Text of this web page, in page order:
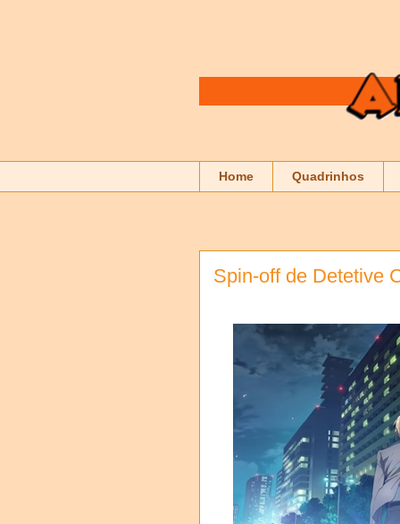
Home Quadrinhos
Spin-off de Detetive